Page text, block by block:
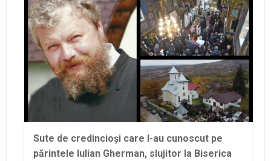
Sute de credincioşi care l-au cunoscut pe
părintele Iulian Gherman, slujitor la Biserica